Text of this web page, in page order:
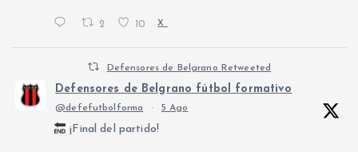
2 10 X
Defensores de Belgrano Retweeted
Defensores de Belgrano fútbol formativo
@defefutbolforma · 5 Ago
¡Final del partido!